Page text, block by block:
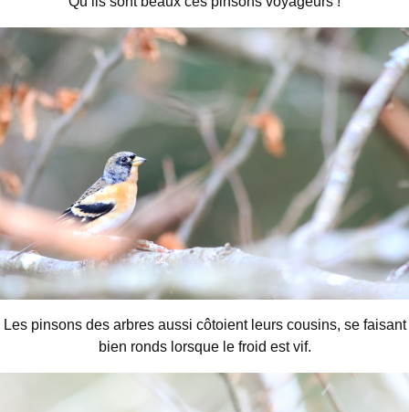
Les pinsons des arbres aussi côtoient leurs cousins, se faisant
bien ronds lorsque le froid est vif.